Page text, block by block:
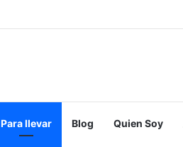
Para llevar Blog Quien Soy